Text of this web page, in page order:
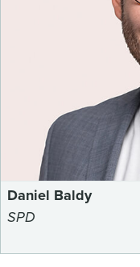
Daniel Baldy
SPD